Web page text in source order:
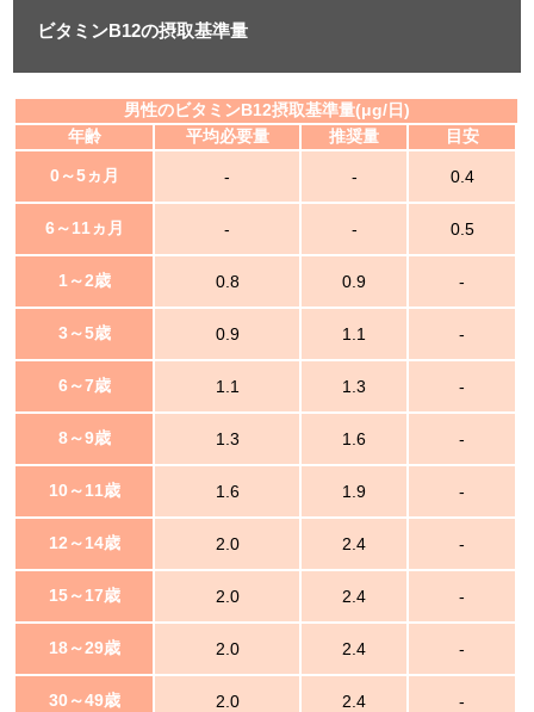
ビタミンB12の摂取基準量
男性のビタミンB12摂取基準量(μg/日)
年齢
平均必要量 推奨量 目安
0～5ヵ月 - - 0.4
6～11ヵ月 - - 0.5
1～2歳 0.8 0.9 -
3～5歳 0.9 1.1 -
6～7歳 1.1 1.3 -
8～9歳 1.3 1.6 -
10～11歳 1.6 1.9 -
12～14歳 2.0 2.4 -
15～17歳 2.0 2.4 -
18～29歳 2.0 2.4 -
30～49歳 2.0 2.4 -